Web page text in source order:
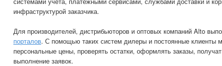
инфраструктурой заказчика.
Для производителей, дистрибьюторов и оптовых компаний Alto
порталов. С помощью таких систем дилеры и постоянные клиенты
персональные цены, проверять остатки, оформлять заказы,
выполнение заявок.